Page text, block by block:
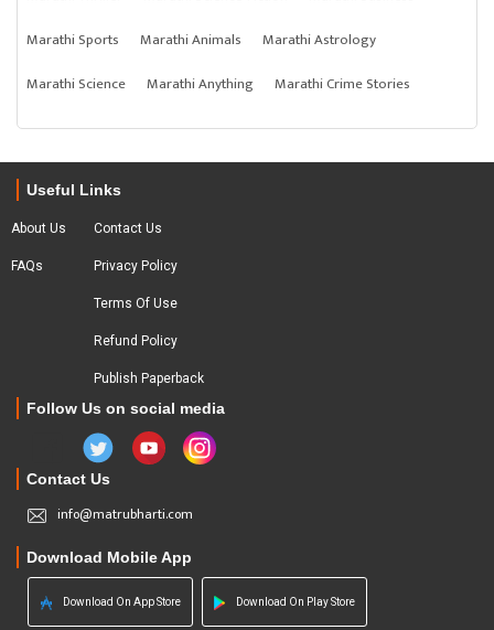
Marathi Sports
Marathi Animals
Marathi Astrology
Marathi Science
Marathi Anything Marathi Crime Stories
Useful Links
About Us
FAQs
Contact Us
Privacy Policy
Terms Of Use
Refund Policy
Publish Paperback
Follow Us on social media
Contact Us
info@matrubharti.com
Download Mobile App
Download On App Store Download On Play Store